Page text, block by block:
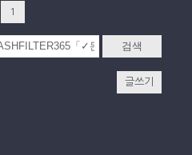
1
검색
글쓰기